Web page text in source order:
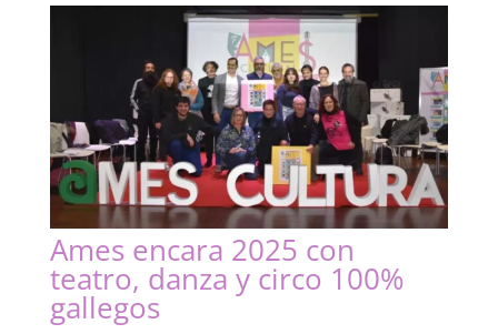
Ames encara 2025 con
teatro, danza y circo 100%
gallegos